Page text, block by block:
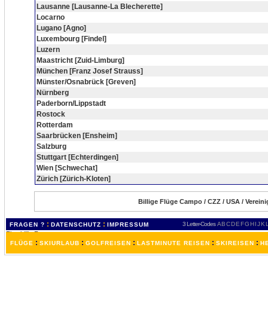
Lausanne [Lausanne-La Blecherette]
Locarno
Lugano [Agno]
Luxembourg [Findel]
Luzern
Maastricht [Zuid-Limburg]
München [Franz Josef Strauss]
Münster/Osnabrück [Greven]
Nürnberg
Paderborn/Lippstadt
Rostock
Rotterdam
Saarbrücken [Ensheim]
Salzburg
Stuttgart [Echterdingen]
Wien [Schwechat]
Zürich [Zürich-Kloten]
Billige Flüge Campo / CZZ / USA /
FRAGEN ? : DATENSCHUTZ : IMPRESSUM 3 Letter-Codes ABCDEFGH IJKL
FLÜGE : SKIURLAUB : GOLFREISEN : LASTMINUTE REISEN : SKIREISEN :